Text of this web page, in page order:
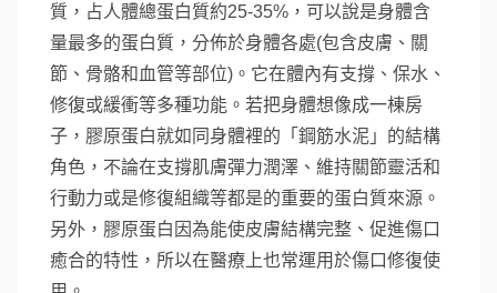
質，占人體總蛋白質約25-35%，可以說是身體含
量最多的蛋白質，分佈於身體各處(包含皮膚、關
節、骨骼和血管等部位)。它在體內有支撐、保水、
修復或緩衝等多種功能。若把身體想像成一棟房
子，膠原蛋白就如同身體裡的「鋼筋水泥」的結構
角色，不論在支撐肌膚彈力潤澤、維持關節靈活和
行動力或是修復組織等都是的重要的蛋白質來源。
另外，膠原蛋白因為能使皮膚結構完整、促進傷口
癒合的特性，所以在醫療上也常運用於傷口修復使